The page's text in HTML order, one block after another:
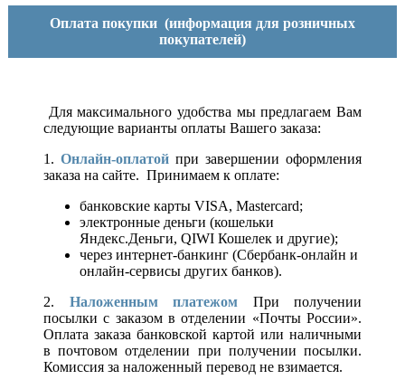
Оплата покупки (информация для розничных
покупателей)
Для максимального удобства мы предлагаем Вам
следующие варианты оплаты Вашего заказа:
1. Онлайн-оплатой при завершении оформления
заказа на сайте. Принимаем к оплате:
банковские карты VISA, Mastercard;
электронные деньги (кошельки
Яндекс.Деньги, QIWI Кошелек и другие);
через интернет-банкинг (Сбербанк-онлайн и
онлайн-сервисы других банков).
2. Наложенным платежом При получении
посылки с заказом в отделении «Почты России».
Оплата заказа банковской картой или наличными
в почтовом отделении при получении посылки.
Комиссия за наложенный перевод не взимается.